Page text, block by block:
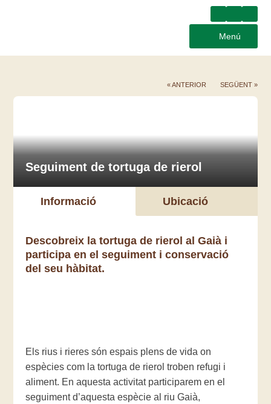
Menú
« ANTERIOR SEGÜENT »
Seguiment de tortuga de rierol
Informació Ubicació
Descobreix la tortuga de rierol al Gaià i
participa en el seguiment i conservació
del seu hàbitat.
Els rius i rieres són espais plens de vida on
espècies com la tortuga de rierol troben refugi i
aliment. En aquesta activitat participarem en el
seguiment d’aquesta espècie al riu Gaià,